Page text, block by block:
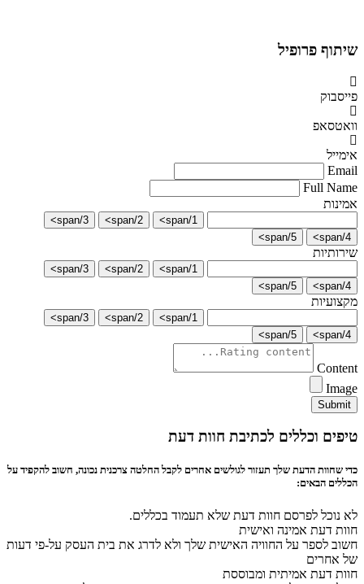
שיתוף פרופיל
פייסבוק
וואטסאפ
אימייל
Email
Full Name
אמינות
1/span>
2/span>
3/span>
4/span>
5/span>
שירותיות
1/span>
2/span>
3/span>
4/span>
5/span>
מקצועיות
1/span>
2/span>
3/span>
4/span>
5/span>
Content
Image
Submit
טיפים וכללים לכתיבת חוות דעת
כדי שחוות הדעת שלך תעזור לגולשים אחרים לקבל החלטה צרכנית נכונה, חשוב להקפיד על
הכללים הבאים:
לא נוכל לפרסם חוות דעת שלא תעמוד בכללים.
חוות דעת אמינה ואישית
חשוב לספר על החוויה האישית שלך ולא לדרג את בית העסק על-פי דעות
של אחרים
חוות דעת אמיתית ומבוססת